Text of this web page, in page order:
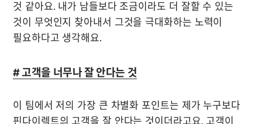
것 같아요. 내가 남들보다 조금이라도 더 잘할 수 있는
것이 무엇인지 찾아내서 그것을 극대화하는 노력이
필요하다고 생각해요.
# 고객을 너무나 잘 안다는 것
이 팀에서 저의 가장 큰 차별화 포인트는 제가 누구보다
핀다이렉트의 고객을 잘 안다는 것이더라고요. 고객이